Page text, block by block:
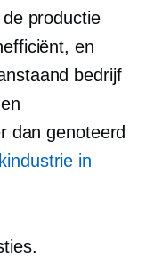
productie
en
bedrijf
dan genoteerd
in